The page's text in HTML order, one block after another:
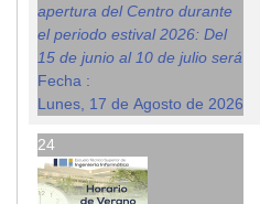
apertura del Centro durante
el periodo estival 2026: Del
15 de junio al 10 de julio será
Fecha :
Lunes, 17 de Agosto de 2026
24